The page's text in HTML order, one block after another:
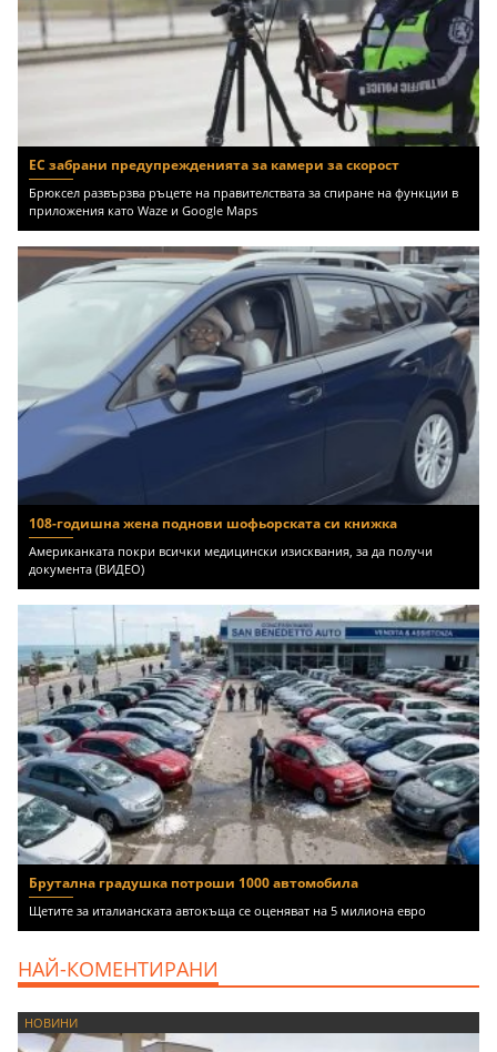
ЕС забрани предупрежденията за камери за скорост
Брюксел развързва ръцете на правителствата за спиране на функции в
приложения като Waze и Google Maps
108-годишна жена поднови шофьорската си книжка
Американката покри всички медицински изисквания, за да получи
документа (ВИДЕО)
Брутална градушка потроши 1000 автомобила
Щетите за италианската автокъща се оценяват на 5 милиона евро
НАЙ-КОМЕНТИРАНИ
НОВИНИ